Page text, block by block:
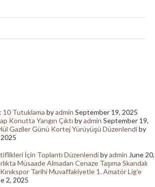
10 Tutuklama byadmin September 19, 2025
Konutta Yangın Çıktı byadmin September 19,
Gaziler Günü Kortej Yürüyüşü Düzenlendiby
İçin Toplantı Düzenlendibyadmin June 20,
Müsaade Almadan Cenaze Taşıma Skandalı
Kınıkspor Tarihi Muvaffakiyetle 1. Amatör Lig’e
2, 2025